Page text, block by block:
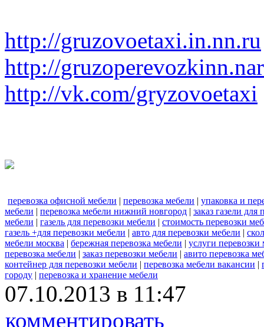
http://gruzovoetaxi.in.nn.ru
http://
http://vk.com/gryzovoetaxi
перевозка офисной мебели | перевозка мебели | упаковка и
мебели | перевозка мебели нижний новгород | заказ газели для
мебели | газель для перевозки мебели | стоимость перевозки
газель +для перевозки мебели | авто для перевозки мебели |
мебели москва | бережная перевозка мебели | услуги перевозки
перевозка мебели | заказ перевозки мебели | авито перевозка
контейнер для перевозки мебели | перевозка мебели вакансии |
городу | перевозка и хранение мебели
07.10.2013 в 11:47
комментировать